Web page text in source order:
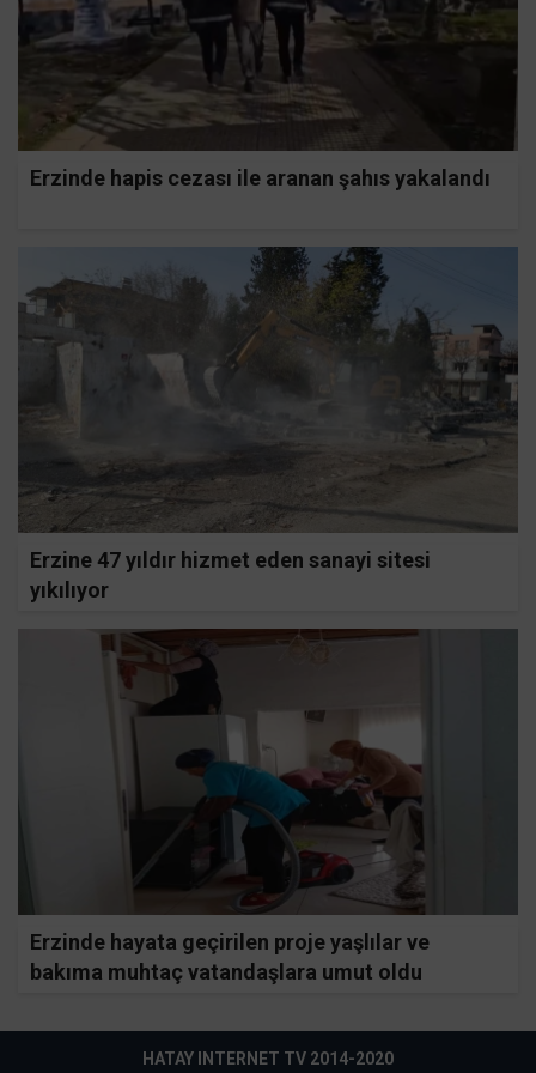
Erzinde hapis cezası ile aranan şahıs yakalandı
Erzine 47 yıldır hizmet eden sanayi sitesi
yıkılıyor
Erzinde hayata geçirilen proje yaşlılar ve
bakıma muhtaç vatandaşlara umut oldu
HATAY INTERNET TV 2014-2020